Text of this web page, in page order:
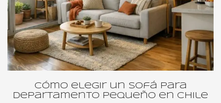
Cómo elegir un sofá para
departamento pequeño en Chile